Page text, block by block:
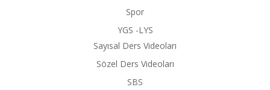
Spor
YGS -LYS
Sayısal Ders Videoları
Sözel Ders Videoları
SBS